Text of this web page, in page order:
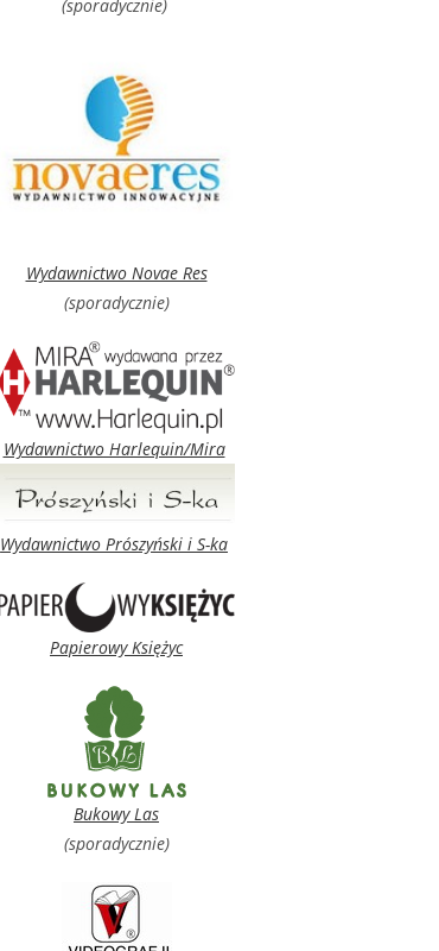
(sporadycznie)
Wydawnictwo Novae Res
(sporadycznie)
Wydawnictwo Harlequin/Mira
Wydawnictwo Prószyński i S-ka
Papierowy Księżyc
Bukowy Las
(sporadycznie)